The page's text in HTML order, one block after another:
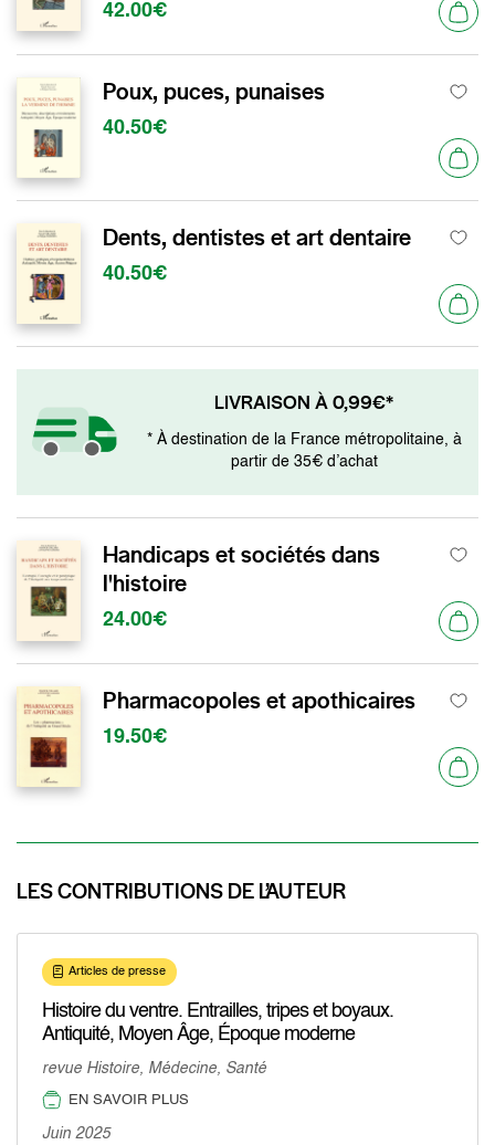
42.00€
Poux, puces, punaises
40.50€
Dents, dentistes et art dentaire
40.50€
LIVRAISON À 0,99€*
* À destination de la France métropolitaine, à
partir de 35€ d’achat
Handicaps et sociétés dans
l'histoire
24.00€
Pharmacopoles et apothicaires
19.50€
LES CONTRIBUTIONS DE L’AUTEUR
Articles de presse
Histoire du ventre. Entrailles, tripes et boyaux.
Antiquité, Moyen Âge, Époque moderne
revue Histoire, Médecine, Santé
EN SAVOIR PLUS
Juin 2025